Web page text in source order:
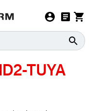
TUYA